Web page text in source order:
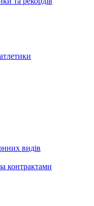
видів
контрактами